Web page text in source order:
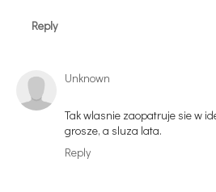
Reply
Unknown
Tak wlasnie zaopatruje sie w
grosze, a sluza lata.
Reply